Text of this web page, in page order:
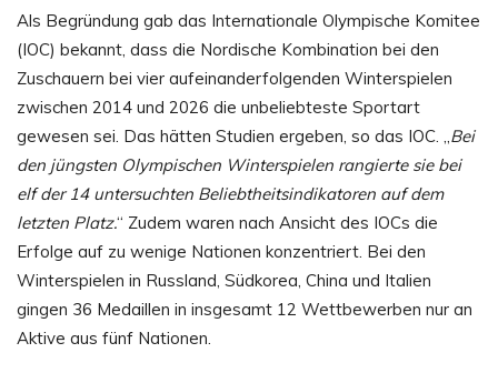
Als Begründung gab das Internationale Olympische Komitee
(IOC) bekannt, dass die Nordische Kombination bei den
Zuschauern bei vier aufeinanderfolgenden Winterspielen
zwischen 2014 und 2026 die unbeliebteste Sportart
gewesen sei. Das hätten Studien ergeben, so das IOC. „ Bei
den jüngsten Olympischen Winterspielen rangierte sie bei
elf der 14 untersuchten Beliebtheitsindikatoren auf dem
letzten Platz.“ Zudem waren nach Ansicht des IOCs die
Erfolge auf zu wenige Nationen konzentriert. Bei den
Winterspielen in Russland, Südkorea, China und Italien
gingen 36 Medaillen in insgesamt 12 Wettbewerben nur an
Aktive aus fünf Nationen.